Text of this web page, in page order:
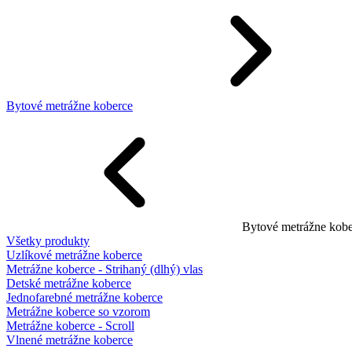
Bytové metrážne koberce
Bytové metrážne
Všetky produkty
Uzlíkové metrážne koberce
Metrážne koberce - Strihaný (dlhý) vlas
Detské metrážne koberce
Jednofarebné metrážne koberce
Metrážne koberce so vzorom
Metrážne koberce - Scroll
Vlnené metrážne koberce